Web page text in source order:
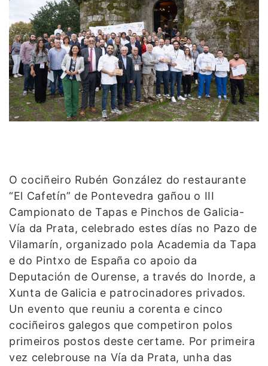
O cociñeiro Rubén González do restaurante
“El Cafetín” de Pontevedra gañou o III
Campionato de Tapas e Pinchos de Galicia-
Vía da Prata, celebrado estes días no Pazo de
Vilamarín, organizado pola Academia da Tapa
e do Pintxo de España co apoio da
Deputación de Ourense, a través do Inorde, a
Xunta de Galicia e patrocinadores privados.
Un evento que reuniu a corenta e cinco
cociñeiros galegos que competiron polos
primeiros postos deste certame. Por primeira
vez celebrouse na Vía da Prata, unha das